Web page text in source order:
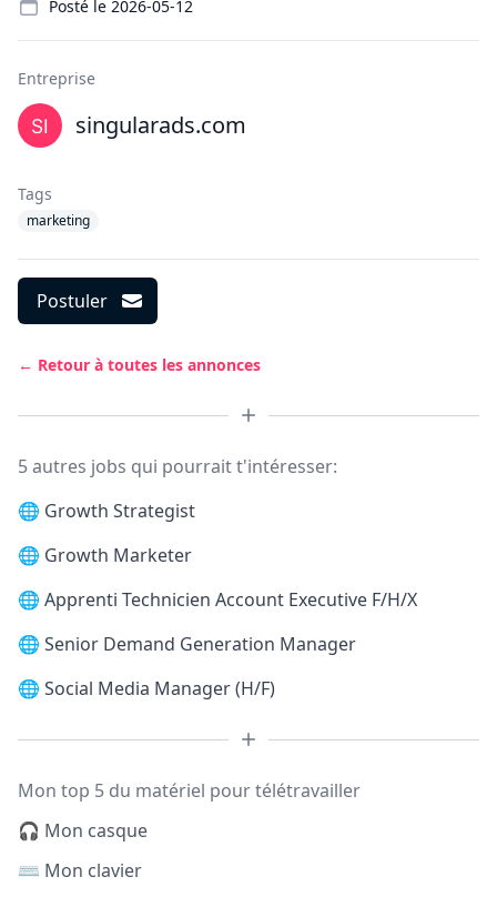
Posté le 2026-05-12
Entreprise
singularads.com
Tags
marketing
Postuler
← Retour à toutes les annonces
5 autres jobs qui pourrait t'intéresser:
🌐 Growth Strategist
🌐 Growth Marketer
🌐 Apprenti Technicien Account Executive F/H/X
🌐 Senior Demand Generation Manager
🌐 Social Media Manager (H/F)
Mon top 5 du matériel pour télétravailler
🎧 Mon casque
⌨️ Mon clavier